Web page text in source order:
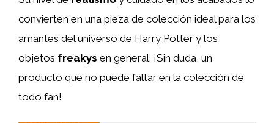
convierten en una pieza de colección ideal para los
amantes del universo de Harry Potter y los
objetos freakys en general. ¡Sin duda, un
producto que no puede faltar en la colección de
todo fan!